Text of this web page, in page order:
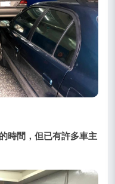
時間，但已有許多車主